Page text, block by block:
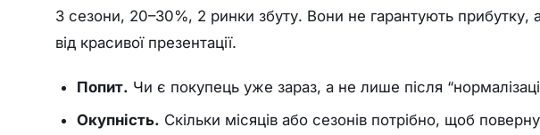
3 сезони, 20–30%, 2 ринки збуту. Вони не гарантують прибутку,
від красивої презентації.
Попит. Чи є покупець уже зараз, а не лише після “нормалізації
Окупність. Скільки місяців або сезонів потрібно, щоб